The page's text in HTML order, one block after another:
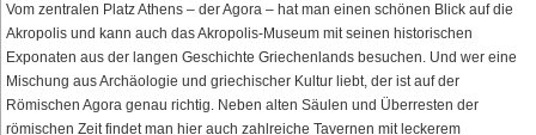
Vom zentralen Platz Athens – der Agora – hat man einen schönen Blick auf die
Akropolis und kann auch das Akropolis-Museum mit seinen historischen
Exponaten aus der langen Geschichte Griechenlands besuchen. Und wer eine
Mischung aus Archäologie und griechischer Kultur liebt, der ist auf der
Römischen Agora genau richtig. Neben alten Säulen und Überresten der
römischen Zeit findet man hier auch zahlreiche Tavernen mit leckerem